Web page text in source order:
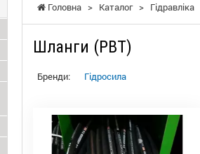
Головна > Каталог > Гідравліка
Шланги (РВТ)
Бренди: Гідросила